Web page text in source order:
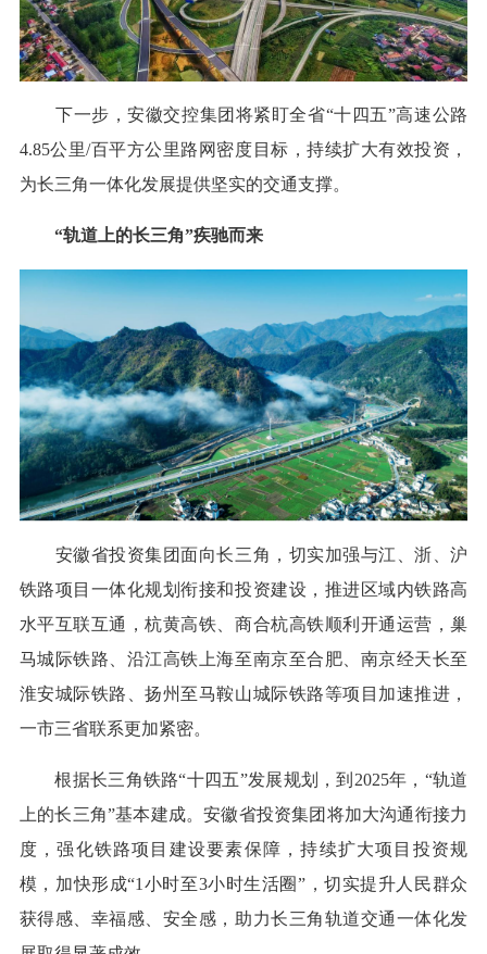
下一步，安徽交控集团将紧盯全省“十四五”高速公路
4.85公里/百平方公里路网密度目标，持续扩大有效投资，
为长三角一体化发展提供坚实的交通支撑。
“轨道上的长三角”疾驰而来
安徽省投资集团面向长三角，切实加强与江、浙、沪
铁路项目一体化规划衔接和投资建设，推进区域内铁路高
水平互联互通，杭黄高铁、商合杭高铁顺利开通运营，巢
马城际铁路、沿江高铁上海至南京至合肥、南京经天长至
淮安城际铁路、扬州至马鞍山城际铁路等项目加速推进，
一市三省联系更加紧密。
根据长三角铁路“十四五”发展规划，到2025年，“轨道
上的长三角”基本建成。安徽省投资集团将加大沟通衔接力
度，强化铁路项目建设要素保障，持续扩大项目投资规
模，加快形成“1小时至3小时生活圈”，切实提升人民群众
获得感、幸福感、安全感，助力长三角轨道交通一体化发